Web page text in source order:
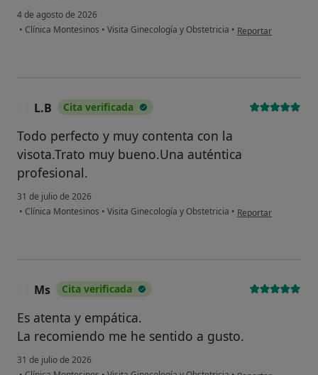
4 de agosto de 2026
• Clínica Montesinos • Visita Ginecología y Obstetricia • en opinión del
Reportar
L.B Cita verificada
Todo perfecto y muy contenta con la
visota.Trato muy bueno.Una auténtica
profesional.
31 de julio de 2026
• Clínica Montesinos • Visita Ginecología y Obstetricia • en opinión del
Reportar
Ms Cita verificada
Es atenta y empática.
La recomiendo me he sentido a gusto.
31 de julio de 2026
en opinión del